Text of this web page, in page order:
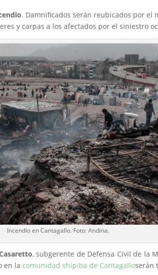
. Damnificados serán reubicados por el
y carpas a los afectados por el siniestro
Incendio en Cantagallo. Foto: Andina.
, subgerente de Defensa Civil de la
en la comunidad shipiba de Cantagalloserán